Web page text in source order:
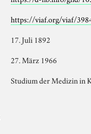
https://viaf.org/viaf/
17. Juli 1892
27. März 1966
Studium der Medizin in